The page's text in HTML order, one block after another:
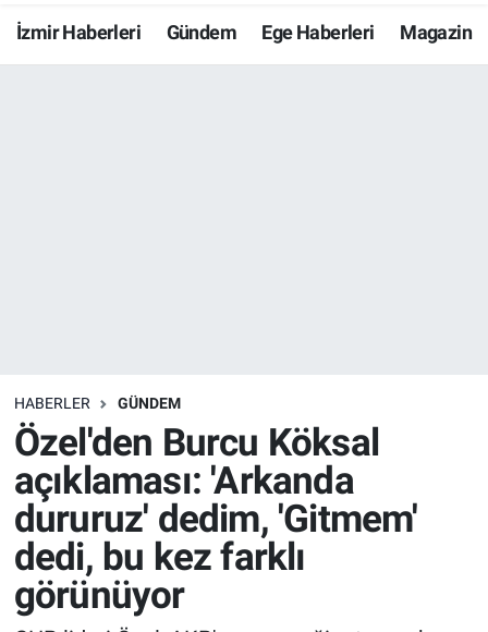
İzmir Haberleri Gündem Ege Haberleri Magazin
HABERLER GÜNDEM
Özel'den Burcu Köksal
açıklaması: 'Arkanda
dururuz' dedim, 'Gitmem'
dedi, bu kez farklı
görünüyor
Resmi İlanlar